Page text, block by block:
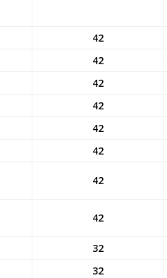
42
42
42
42
42
42
42
42
32
32